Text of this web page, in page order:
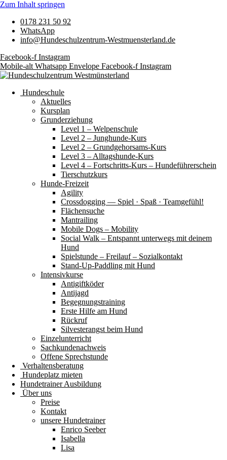
Zum Inhalt springen
0178 231 50 92
WhatsApp
info@Hundeschulzentrum-Westmuensterland.de
Facebook-f Instagram
Mobile-alt Whatsapp Envelope Facebook-f Instagram
Hundeschule
Aktuelles
Kursplan
Grunderziehung
Level 1 – Welpenschule
Level 2 – Junghunde-Kurs
Level 2 – Grundgehorsams-Kurs
Level 3 – Alltagshunde-Kurs
Level 4 – Fortschritts-Kurs – Hundeführerschein
Tierschutzkurs
Hunde-Freizeit
Agility
Crossdogging — Spiel · Spaß · Teamgefühl!
Flächensuche
Mantrailing
Mobile Dogs – Mobility
Social Walk – Entspannt unterwegs mit deinem
Hund
Spielstunde – Freilauf – Sozialkontakt
Stand-Up-Paddling mit Hund
Intensivkurse
Antigiftköder
Antijagd
Begegnungstraining
Erste Hilfe am Hund
Rückruf
Silvesterangst beim Hund
Einzelunterricht
Sachkundenachweis
Offene Sprechstunde
Verhaltensberatung
Hundeplatz mieten
Hundetrainer Ausbildung
Über uns
Preise
Kontakt
unsere Hundetrainer
Enrico Seeber
Isabella
Lisa